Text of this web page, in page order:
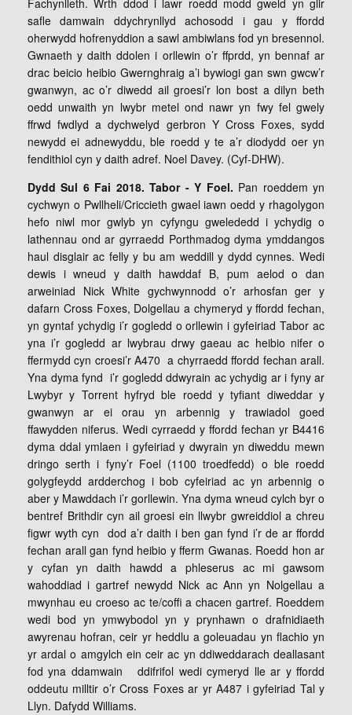
Fachynlleth. Wrth ddod i lawr roedd modd gweld yn glir
safle damwain ddychrynllyd achosodd i gau y ffordd
oherwydd hofrenyddion a sawl ambiwlans fod yn bresennol.
Gwnaeth y daith ddolen i orllewin o’r ffprdd, yn bennaf ar
drac beicio heibio Gwernghraig a’i bywiogi gan swn gwcw’r
gwanwyn, ac o’r diwedd ail groesi’r lon bost a dilyn beth
oedd unwaith yn lwybr metel ond nawr yn fwy fel gwely
ffrwd fwdlyd a dychwelyd gerbron Y Cross Foxes, sydd
newydd ei adnewyddu, ble roedd y te a’r diodydd oer yn
fendithiol cyn y daith adref. Noel Davey. (Cyf-DHW).
Dydd Sul 6 Fai 2018. Tabor - Y Foel. Pan roeddem yn
cychwyn o Pwllheli/Criccieth gwael iawn oedd y rhagolygon
hefo niwl mor gwlyb yn cyfyngu gwelededd i ychydig o
lathennau ond ar gyrraedd Porthmadog dyma ymddangos
haul disglair ac felly y bu am weddill y dydd cynnes. Wedi
dewis i wneud y daith hawddaf B, pum aelod o dan
arweiniad Nick White gychwynnodd o’r arhosfan ger y
dafarn Cross Foxes, Dolgellau a chymeryd y ffordd fechan,
yn gyntaf ychydig i’r gogledd o orllewin i gyfeiriad Tabor ac
yna i’r gogledd ar lwybrau drwy gaeau ac heibio nifer o
ffermydd cyn croesi’r A470 a chyrraedd ffordd fechan arall.
Yna dyma fynd i’r gogledd ddwyrain ac ychydig ar i fyny ar
Lwybyr y Torrent hyfryd ble roedd y tyfiant diweddar y
gwanwyn ar ei orau yn arbennig y trawiadol goed
ffawydden niferus. Wedi cyrraedd y ffordd fechan yr B4416
dyma ddal ymlaen i gyfeiriad y dwyrain yn diweddu mewn
dringo serth i fyny’r Foel (1100 troedfedd) o ble roedd
golygfeydd ardderchog i bob cyfeiriad ac yn arbennig o
aber y Mawddach i’r gorllewin. Yna dyma wneud cylch byr o
bentref Brithdir cyn ail groesi ein llwybr gwreiddiol a chreu
figwr wyth cyn dod a’r daith i ben gan fynd i’r de ar ffordd
fechan arall gan fynd heibio y fferm Gwanas. Roedd hon ar
y cyfan yn daith hawdd a phleserus ac mi gawsom
wahoddiad i gartref newydd Nick ac Ann yn Nolgellau a
mwynhau eu croeso ac te/coffi a chacen gartref. Roeddem
wedi bod yn ymwybodol yn y prynhawn o drafnidiaeth
awyrenau hofran, ceir yr heddlu a goleuadau yn flachio yn
yr ardal o amgylch ein ceir ac yn ddiweddarach deallasant
fod yna ddamwain ddifrifol wedi cymeryd lle ar y ffordd
oddeutu milltir o’r Cross Foxes ar yr A487 i gyfeiriad Tal y
Llyn. Dafydd Williams.